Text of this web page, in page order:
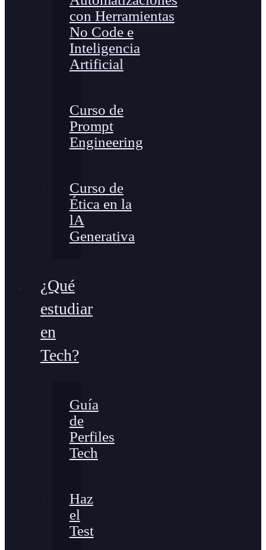
con Herramientas
No Code e
Inteligencia
Artificial
Curso de
Prompt
Engineering
Curso de
Ética en la
lA
Generativa
¿Qué
estudiar
en
Tech?
Guía
de
Perfiles
Tech
Haz
el
Test